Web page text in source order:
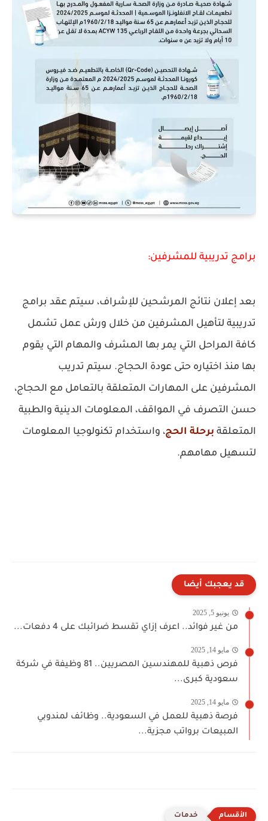
برامج تدريبية للمشرفين:
بعد إعلان نتائج المرشحين للإشراف، سيتم عقد برامج
تدريبية لتأهيل المشرفين من خلال ورش عمل تشمل
كافة المراحل التي يمر بها المشرف والمهام التي يقوم
بها منذ اختياره حتى عودة الحجاج. سيتم تدريب
المشرفين على المهارات المتعلقة بالتعامل مع الحجاج،
حسن التصرف في المواقف، المعلومات الدينية والطبية
المتعلقة برحلة الحج، واستخدام تكنولوجيا المعلومات
لتسهيل مهامهم.
قد يعجبك أيضا
يونيو 5, 2025
من غير فوائد.. اعرف إزاي تقسط ضرائبك على 4 دفعات...
مايو 14, 2025
فرص ذهبية للمهندسين المصريين.. 81 وظيفة في شركة
سعودية كبرى...
مايو 14, 2025
فرصة ذهبية للعمل في السعودية.. وظائف لمندوبي
المبيعات برواتب مجزية...
خدمات